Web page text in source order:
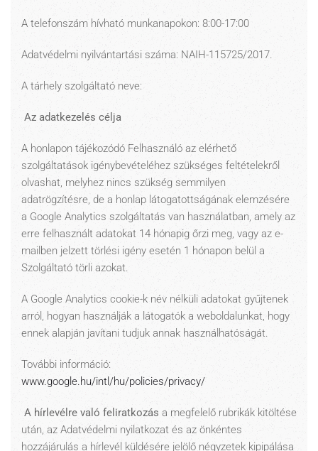
A telefonszám hívható munkanapokon: 8:00-17:00
Adatvédelmi nyilvántartási száma: NAIH-115725/2017.
A tárhely szolgáltató neve:
Az adatkezelés célja
A honlapon tájékozódó Felhasználó az elérhető
szolgáltatások igénybevételéhez szükséges feltételekről
olvashat, melyhez nincs szükség semmilyen
adatrögzítésre, de a honlap látogatottságának elemzésére
a Google Analytics szolgáltatás van használatban, amely az
erre felhasznált adatokat 14 hónapig őrzi meg, vagy az e-
mailben jelzett törlési igény esetén 1 hónapon belül a
Szolgáltató törli azokat.
A Google Analytics cookie-k név nélküli adatokat gyűjtenek
arról, hogyan használják a látogatók a weboldalunkat, hogy
ennek alapján javítani tudjuk annak használhatóságát.
További információ:
www.google.hu/intl/hu/policies/privacy/
A hírlevélre való feliratkozás a megfelelő rubrikák kitöltése
után, az Adatvédelmi nyilatkozat és az önkéntes
hozzájárulás a hírlevél küldésére jelölő négyzetek kipipálása